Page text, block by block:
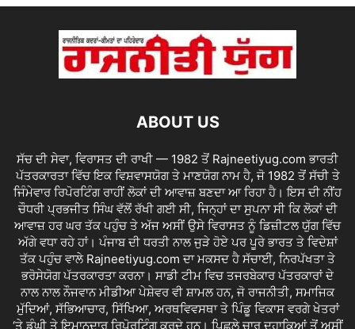
ABOUT US
ਸੱਚ ਦੀ ਸੇਵਾ, ਵਿਰਾਸਤ ਦੀ ਰਾਖੀ — 1982 ਤੋਂ Rajneetiyug.com ਭਾਰਤੀ
ਪੱਤਰਕਾਰਤਾ ਵਿੱਚ ਇਕ ਵਿਸ਼ਵਾਸਯੋਗ ਤੇ ਮਾਣਯੋਗ ਨਾਮ ਹੈ, ਜੋ 1982 ਤੋਂ ਸੱਚੀ ਤੇ
ਜਿੰਮੇਵਾਰ ਰਿਪੋਰਟਿੰਗ ਰਾਹੀਂ ਲੋਕਾਂ ਦੀ ਆਵਾਜ਼ ਬਣਦਾ ਆ ਰਿਹਾ ਹੈ। ਇਸ ਦੀ ਨੀਂਹ
ਚੌਧਰੀ ਪ੍ਰਭਜੀਤ ਸਿੰਘ ਵੱਲੋਂ ਰੱਖੀ ਗਈ ਸੀ, ਜਿਨ੍ਹਾਂ ਦਾ ਸੁਪਨਾ ਸੀ ਕਿ ਲੋਕਾਂ ਦੀ
ਆਵਾਜ਼ ਹਰ ਘਰ ਤੱਕ ਪਹੁੰਚ ਤੇ ਅੱਜ ਅਸੀਂ ਉਸੇ ਵਿਰਾਸਤ ਨੂੰ ਡਿਜ਼ੀਟਲ ਯੁੱਗ ਵਿੱਚ
ਅੱਗੇ ਵਧਾ ਰਹੇ ਹਾਂ। ਪੰਜਾਬ ਦੀ ਧਰਤੀ ਨਾਲ ਜੁੜੇ ਹੋਏ ਪਰ ਪੂਰੇ ਭਾਰਤ ਤੇ ਵਿਦੇਸ਼ਾਂ
ਤੱਕ ਪਹੁੰਚ ਵਾਲੇ Rajneetiyug.com ਦਾ ਮਕਸਦ ਹੈ ਸੱਚਾਈ, ਨਿਰਪੱਖਤਾ ਤੇ
ਭਰੋਸੇਯੋਗ ਪੱਤਰਕਾਰਤਾ ਕਰਨਾ। ਸਾਡੀ ਟੀਮ ਵਿਚ ਤਜਰਬੇਕਾਰ ਪੱਤਰਕਾਰਾਂ ਦੇ
ਨਾਲ ਨਾਲ ਨੌਜਵਾਨ ਮੀਡੀਆ ਪੇਸ਼ੇਵਰ ਵੀ ਸ਼ਾਮਲ ਹਨ, ਜੋ ਰਾਜਨੀਤੀ, ਸਮਾਜਿਕ
ਮੁੱਦਿਆਂ, ਸੱਭਿਆਚਾਰ, ਸਿੱਖਿਆ, ਅਰਥਵਿਵਸਥਾ ਤੇ ਪਿੰਡੂ ਵਿਕਾਸ ਵਰਗੇ ਖੇਤਰਾਂ
‘ਤੇ ਡੂੰਘੀ ਤੇ ਇਮਾਨਦਾਰ ਰਿਪੋਰਟਿੰਗ ਕਰਦੇ ਹਨ। ਪਿਛਲੇ ਚਾਰ ਦਹਾਕਿਆਂ ਤੋਂ ਅਸੀਂ